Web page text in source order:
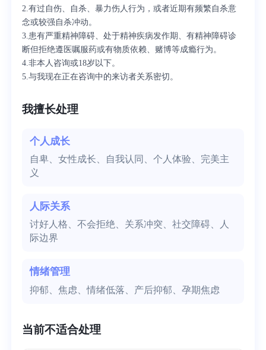
2.有过自伤、自杀、暴力伤人行为，或者近期有频繁自杀意
念或较强自杀冲动。
3.患有严重精神障碍、处于精神疾病发作期、有精神障碍诊
断但拒绝遵医嘱服药或有物质依赖、赌博等成瘾行为。
4.非本人咨询或18岁以下。
5.与我现在正在咨询中的来访者关系密切。
我擅长处理
个人成长
自卑、女性成长、自我认同、个人体验、完美主
义
人际关系
讨好人格、不会拒绝、关系冲突、社交障碍、人
际边界
情绪管理
抑郁、焦虑、情绪低落、产后抑郁、孕期焦虑
当前不适合处理